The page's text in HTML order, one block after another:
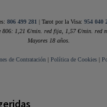
806 499 281 | Tarot por la Visa: 954 040
806: 1,21 €/min. red fija, 1,57 €/min. red
Mayores 18 años.
de Contratación| Política de Cookies|